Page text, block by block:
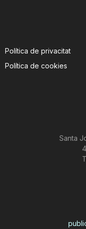
Política de privacitat
Política de cookies
Santa